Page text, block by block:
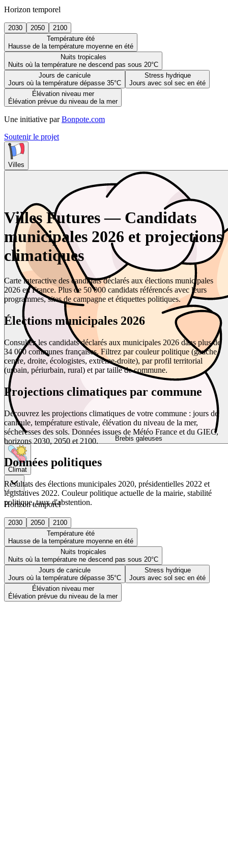
Horizon temporel
2030 2050
2100
Température été
Hausse de la température moyenne en été
Nuits tropicales
Nuits où la température ne descend pas sous 20°C
Jours de canicule
Jours où la température dépasse 35°C
Stress hydrique
Jours avec sol sec en été
Élévation niveau mer
Élévation prévue du niveau de la mer
Une initiative par Bonpote.com
Soutenir le projet
Villes
Brebis galeuses
Climat
Horizon temporel
2030 2050
2100
Température été
Hausse de la température moyenne en été
Nuits tropicales
Nuits où la température ne descend pas sous 20°C
Jours de canicule
Jours où la température dépasse 35°C
Stress hydrique
Jours avec sol sec en été
Élévation niveau mer
Élévation prévue du niveau de la mer
Villes Futures — Candidats
municipales 2026 et projections
climatiques
Carte interactive des candidats déclarés aux élections municipales
2026 en France. Plus de 50 000 candidats référencés avec leurs
programmes, sites de campagne et étiquettes politiques.
Élections municipales 2026
Consultez les candidats déclarés aux municipales 2026 dans plus de
34 000 communes françaises. Filtrez par couleur politique (gauche,
centre, droite, écologistes, extrême-droite), par profil territorial
(urbain, périurbain, rural) et par taille de commune.
Projections climatiques par commune
Découvrez les projections climatiques de votre commune : jours de
canicule, température estivale, élévation du niveau de la mer,
sécheresses des sols. Données issues de Météo France et du GIEC,
horizons 2030, 2050 et 2100.
Données politiques
Résultats des élections municipales 2020, présidentielles 2022 et
législatives 2022. Couleur politique actuelle de la mairie, stabilité
politique, taux d'abstention.